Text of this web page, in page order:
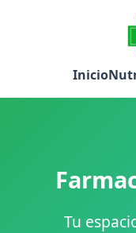
Inicio
Tu